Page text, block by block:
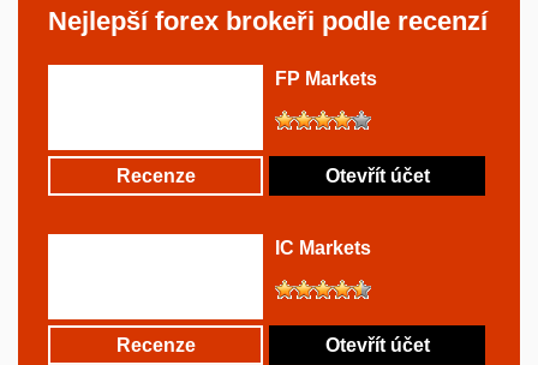
Nejlepší forex brokeři podle recenzí
FP Markets
Recenze Otevřít účet
IC Markets
Recenze Otevřít účet